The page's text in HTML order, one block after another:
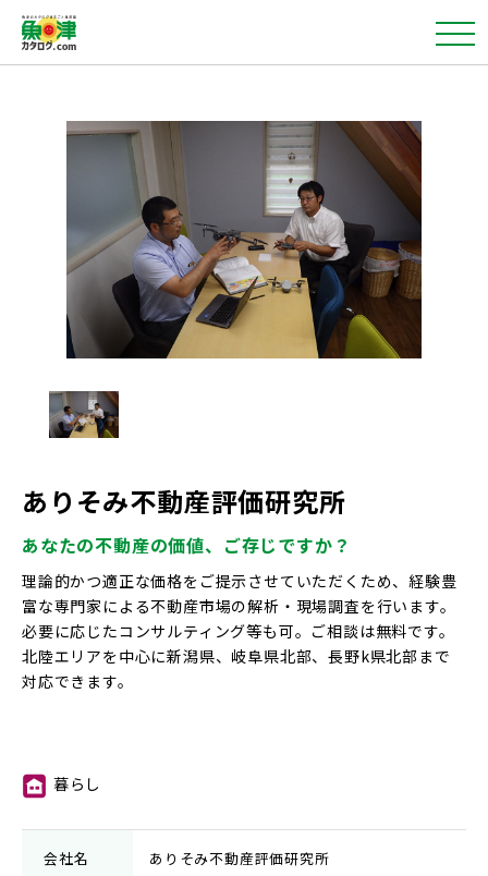
ありそみ不動産評価研究所
あなたの不動産の価値、ご存じですか？
理論的かつ適正な価格をご提示させていただくため、経験豊
富な専門家による不動産市場の解析・現場調査を行います。
必要に応じたコンサルティング等も可。ご相談は無料です。
北陸エリアを中心に新潟県、岐阜県北部、長野k県北部まで
対応できます。
⑪ 暮らし
会社名 ありそみ不動産評価研究所